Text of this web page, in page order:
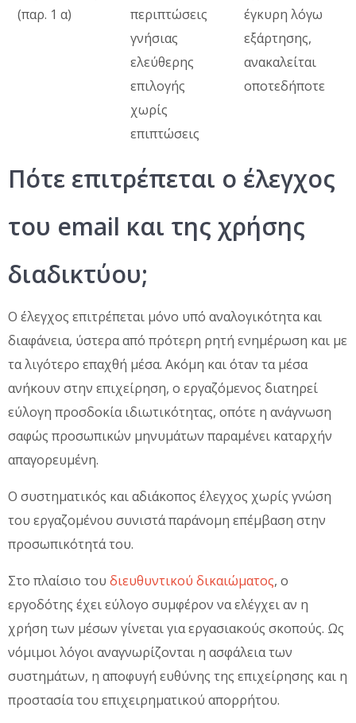
(παρ. 1 α)
περιπτώσεις
γνήσιας
ελεύθερης
επιλογής
χωρίς
επιπτώσεις
έγκυρη λόγω
εξάρτησης,
ανακαλείται
οποτεδήποτε
Πότε επιτρέπεται ο έλεγχος
του email και της χρήσης
διαδικτύου;
Ο έλεγχος επιτρέπεται μόνο υπό αναλογικότητα και
διαφάνεια, ύστερα από πρότερη ρητή ενημέρωση και με
τα λιγότερο επαχθή μέσα. Ακόμη και όταν τα μέσα
ανήκουν στην επιχείρηση, ο εργαζόμενος διατηρεί
εύλογη προσδοκία ιδιωτικότητας, οπότε η ανάγνωση
σαφώς προσωπικών μηνυμάτων παραμένει καταρχήν
απαγορευμένη.
Ο συστηματικός και αδιάκοπος έλεγχος χωρίς γνώση
του εργαζομένου συνιστά παράνομη επέμβαση στην
προσωπικότητά του.
Στο πλαίσιο του διευθυντικού δικαιώματος, ο
εργοδότης έχει εύλογο συμφέρον να ελέγχει αν η
χρήση των μέσων γίνεται για εργασιακούς σκοπούς. Ως
νόμιμοι λόγοι αναγνωρίζονται η ασφάλεια των
συστημάτων, η αποφυγή ευθύνης της επιχείρησης και η
προστασία του επιχειρηματικού απορρήτου.